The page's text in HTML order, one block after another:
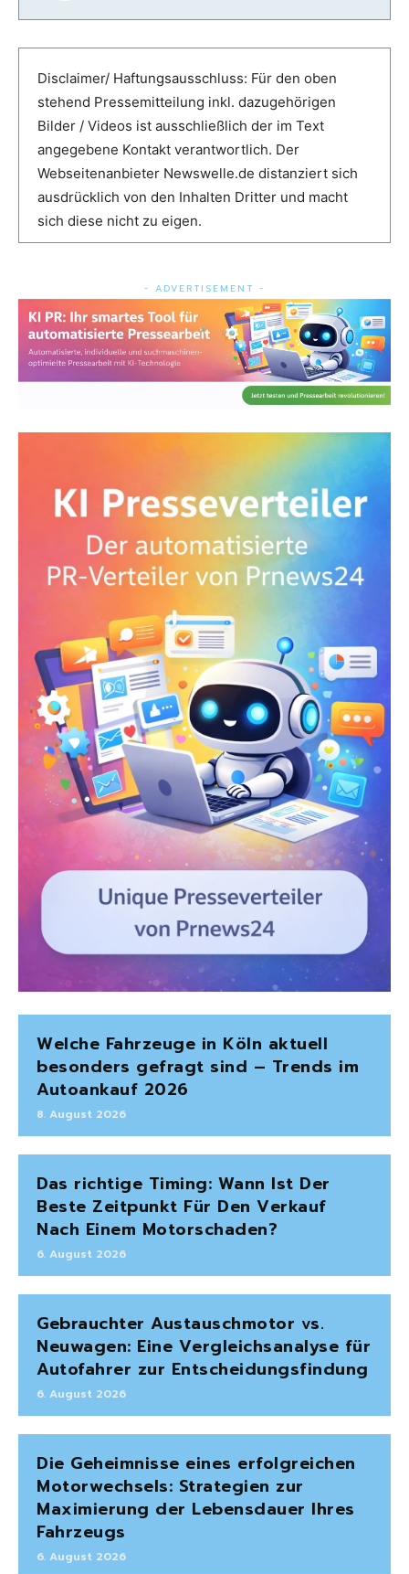
Disclaimer/ Haftungsausschluss: Für den oben
stehend Pressemitteilung inkl. dazugehörigen
Bilder / Videos ist ausschließlich der im Text
angegebene Kontakt verantwortlich. Der
Webseitenanbieter Newswelle.de distanziert sich
ausdrücklich von den Inhalten Dritter und macht
sich diese nicht zu eigen.
- ADVERTISEMENT -
Welche Fahrzeuge in Köln aktuell
besonders gefragt sind – Trends im
Autoankauf 2026
8. August 2026
Das richtige Timing: Wann Ist Der
Beste Zeitpunkt Für Den Verkauf
Nach Einem Motorschaden?
6. August 2026
Gebrauchter Austauschmotor vs.
Neuwagen: Eine Vergleichsanalyse für
Autofahrer zur Entscheidungsfindung
6. August 2026
Die Geheimnisse eines erfolgreichen
Motorwechsels: Strategien zur
Maximierung der Lebensdauer Ihres
Fahrzeugs
6. August 2026